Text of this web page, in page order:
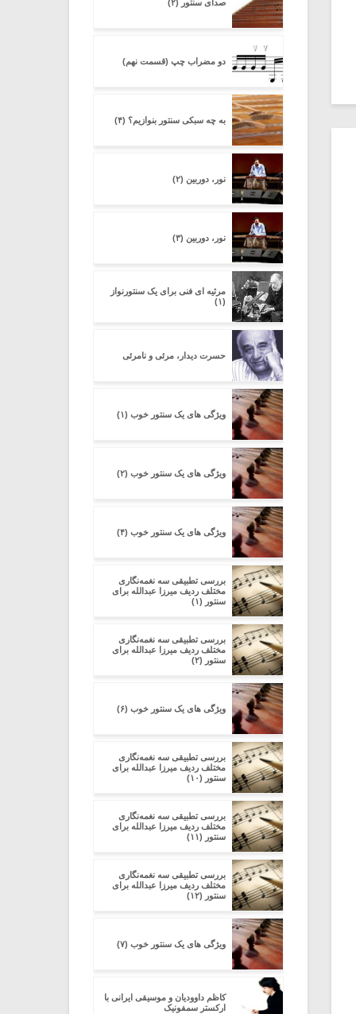
صدای سنتور (۲)
دو مضراب چپ (قسمت نهم)
به چه سبکی سنتور بنوازیم؟ (۴)
نور، دوربین (۲)
نور، دوربین (۳)
مرثیه ای فنی برای یک سنتورنواز
(۱)
حسرت دیدار، مرئی و نامرئی
ویژگی های یک سنتور خوب (۱)
ویژگی های یک سنتور خوب (۲)
ویژگی های یک سنتور خوب (۴)
بررسی تطبیقی سه نغمه‌نگاری
مختلف ردیف میرزا عبدالله برای
سنتور (۱)
بررسی تطبیقی سه نغمه‌نگاری
مختلف ردیف میرزا عبدالله برای
سنتور (۲)
ویژگی های یک سنتور خوب (۶)
بررسی تطبیقی سه نغمه‌نگاری
مختلف ردیف میرزا عبدالله برای
سنتور (۱۰)
بررسی تطبیقی سه نغمه‌نگاری
مختلف ردیف میرزا عبدالله برای
سنتور (۱۱)
بررسی تطبیقی سه نغمه‌نگاری
مختلف ردیف میرزا عبدالله برای
سنتور (۱۲)
ویژگی های یک سنتور خوب (۷)
کاظم داوودیان و موسیقی ایرانی با
ارکستر سمفونیک